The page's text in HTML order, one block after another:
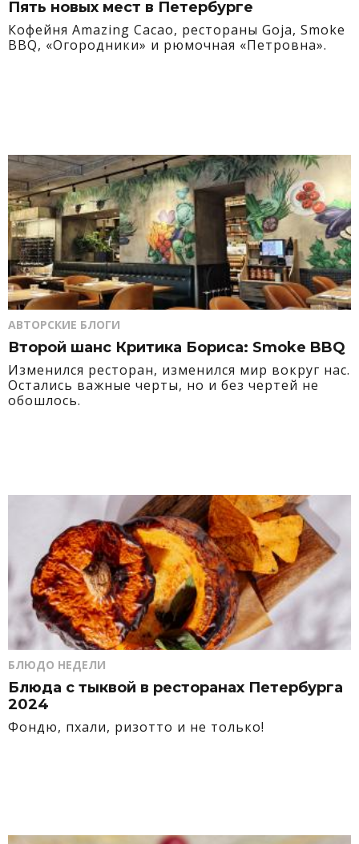
Пять новых мест в Петербурге
Кофейня Amazing Cacao, рестораны Goja, Smoke
BBQ, «Огородники» и рюмочная «Петровна».
АВТОРСКИЕ БЛОГИ
Второй шанс Критика Бориса: Smoke BBQ
Изменился ресторан, изменился мир вокруг нас.
Остались важные черты, но и без чертей не
обошлось.
БЛЮДО НЕДЕЛИ
Блюда с тыквой в ресторанах Петербурга
2024
Фондю, пхали, ризотто и не только!